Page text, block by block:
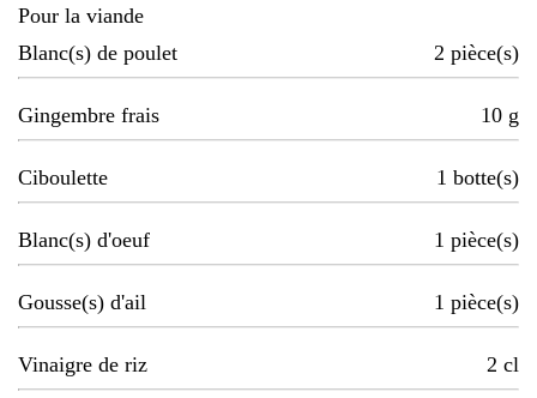
Pour la viande
Blanc(s) de poulet
2 pièce(s)
Gingembre frais 10 g
Ciboulette 1 botte(s)
Blanc(s) d'oeuf 1 pièce(s)
Gousse(s) d'ail 1 pièce(s)
Vinaigre de riz 2 cl